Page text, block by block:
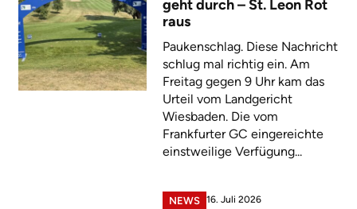
geht durch – St. Leon Rot
raus
Paukenschlag. Diese Nachricht
schlug mal richtig ein. Am
Freitag gegen 9 Uhr kam das
Urteil vom Landgericht
Wiesbaden. Die vom
Frankfurter GC eingereichte
einstweilige Verfügung...
NEWS 16. Juli 2026